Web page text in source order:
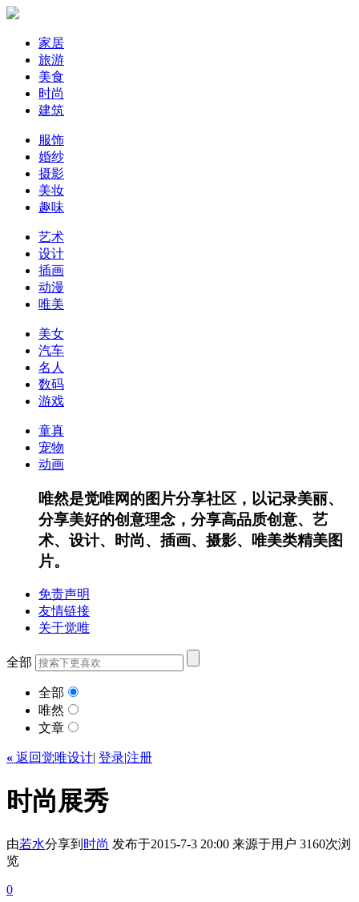
家居
旅游
美食
时尚
建筑
服饰
婚纱
摄影
美妆
趣味
艺术
设计
插画
动漫
唯美
美女
汽车
名人
数码
游戏
童真
宠物
动画
唯然是觉唯网的图片分享社区，以记录美丽、
分享美好的创意理念，分享高品质创意、艺
术、设计、时尚、插画、摄影、唯美类精美图
片。
免责声明
友情链接
关于觉唯
全部
全部
唯然
文章
« 返回觉唯设计| 登录|注册
时尚展秀
由若水分享到 时尚 发布于2015-7-3 20:00 来源于用户 3160次浏
览
0